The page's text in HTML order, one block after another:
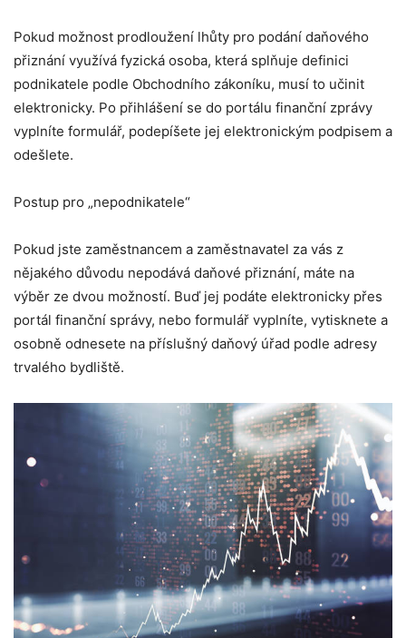
Pokud možnost prodloužení lhůty pro podání daňového
přiznání využívá fyzická osoba, která splňuje definici
podnikatele podle Obchodního zákoníku, musí to učinit
elektronicky. Po přihlášení se do portálu finanční zprávy
vyplníte formulář, podepíšete jej elektronickým podpisem a
odešlete.
Postup pro „nepodnikatele“
Pokud jste zaměstnancem a zaměstnavatel za vás z
nějakého důvodu nepodává daňové přiznání, máte na
výběr ze dvou možností. Buď jej podáte elektronicky přes
portál finanční správy, nebo formulář vyplníte, vytisknete a
osobně odnesete na příslušný daňový úřad podle adresy
trvalého bydliště.